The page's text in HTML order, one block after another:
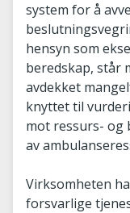
system for å
hensyn som
beredskap, står
avdekket
knyttet til
mot ressurs- og
av
Virksomheten
forsvarlige